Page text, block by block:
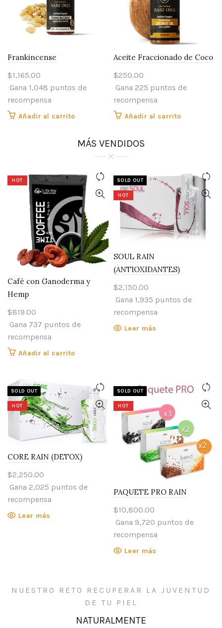
Frankincense
$1,165.00
Gana 1,048 puntos de
recompensa
Añadir al carrito
Aceite Fraccionado de Coco
$250.00
Gana 225 puntos de
recompensa
Añadir al carrito
MÁS VENDIDOS
HOT
Café con Ganoderma y
Hemp
$819.00
Gana 737 puntos de
recompensa
Añadir al carrito
SOLD OUT
HOT
SOUL RAIN
(ANTIOXIDANTES)
$2,150.00
Gana 1,935 puntos de
recompensa
Leer más
SOLD OUT
HOT
CORE RAIN (DETOX)
$2,250.00
Gana 2,025 puntos de
recompensa
Leer más
SOLD OUT
HOT
PAQUETE PRO RAIN
$10,800.00
Gana 9,720 puntos de
recompensa
Leer más
NUESTRO RETO RECUPERAR LA JUVENTUD
DE TU PIEL
NATURALMENTE